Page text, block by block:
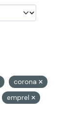
corona
emprel